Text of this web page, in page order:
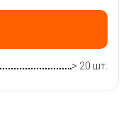
> 20 шт.